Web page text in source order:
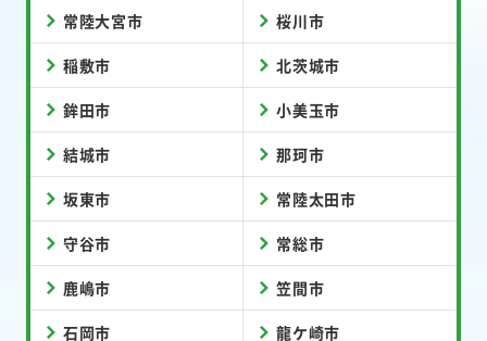
常陸大宮市 桜川市
稲敷市 北茨城市
鉾田市 小美玉市
結城市 那珂市
坂東市 常陸太田市
守谷市 常総市
鹿嶋市 笠間市
石岡市 龍ケ崎市